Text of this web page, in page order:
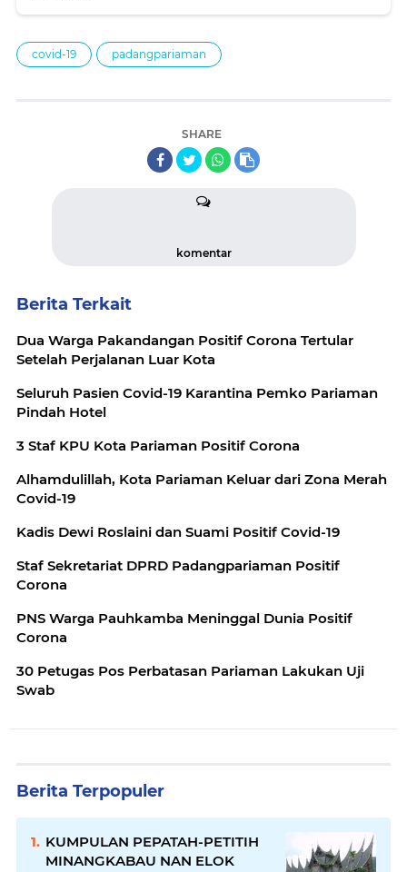
covid-19 padangpariaman
SHARE
komentar
Berita Terkait
Dua Warga Pakandangan Positif Corona Tertular
Setelah Perjalanan Luar Kota
Seluruh Pasien Covid-19 Karantina Pemko Pariaman
Pindah Hotel
3 Staf KPU Kota Pariaman Positif Corona
Alhamdulillah, Kota Pariaman Keluar dari Zona Merah
Covid-19
Kadis Dewi Roslaini dan Suami Positif Covid-19
Staf Sekretariat DPRD Padangpariaman Positif
Corona
PNS Warga Pauhkamba Meninggal Dunia Positif
Corona
30 Petugas Pos Perbatasan Pariaman Lakukan Uji
Swab
Berita Terpopuler
KUMPULAN PEPATAH-PETITIH
MINANGKABAU NAN ELOK